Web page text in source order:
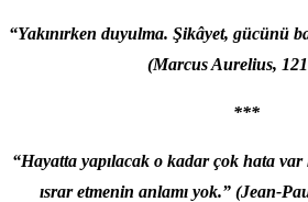
“Yakınırken duyulma. Şikâyet, gücünü
(Marcus Aurelius,
***
“Hayatta yapılacak o kadar çok hata var
ısrar etmenin anlamı yok.” (Jean-